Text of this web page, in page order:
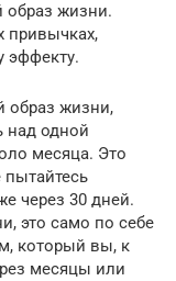
образ жизни.
привычках,
эффекту.
образ жизни,
над одной
месяца. Это
пытайтесь
через 30 дней.
это само по себе
который вы, к
месяцы или